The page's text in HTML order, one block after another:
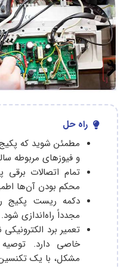
راه حل
مطمئن شوید که
و فیوزهای مربوطه
تمام اتصالات برقی
محکم بودن آن‌ها
دکمه ریست پکیج
مجدداً راه‌اندازی شود.
تعمیر برد
خاصی دارد.
مشکل، با یک